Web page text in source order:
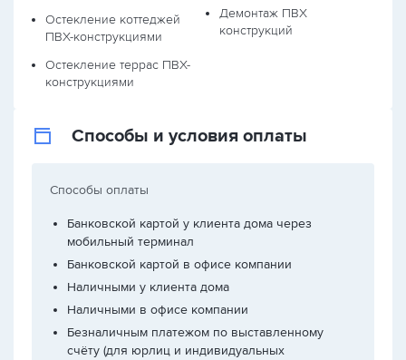
Остекление коттеджей
ПВХ-конструкциями
Остекление террас ПВХ-
конструкциями
Демонтаж ПВХ
конструкций
Способы и условия оплаты
Способы оплаты
Банковской картой у клиента дома через
мобильный терминал
Банковской картой в офисе компании
Наличными у клиента дома
Наличными в офисе компании
Безналичным платежом по выставленному
счёту (для юрлиц и индивидуальных